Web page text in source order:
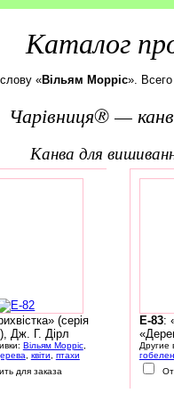
Каталог
«Вільям Морріс».
Чарівниця® —
канва для
(серія
Дж. Г. Дірл
Вільям Морріс,
квіти
птахи
для заказа
E-83:
Другие